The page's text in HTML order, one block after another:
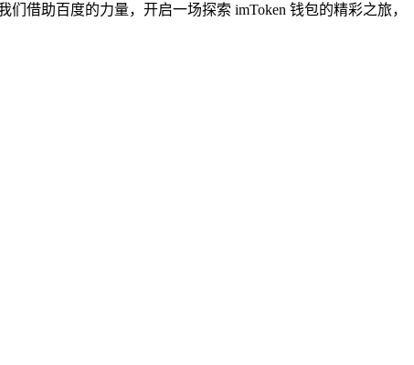
借助百度的力量，开启一场探索 imToken 钱包的精彩之旅，